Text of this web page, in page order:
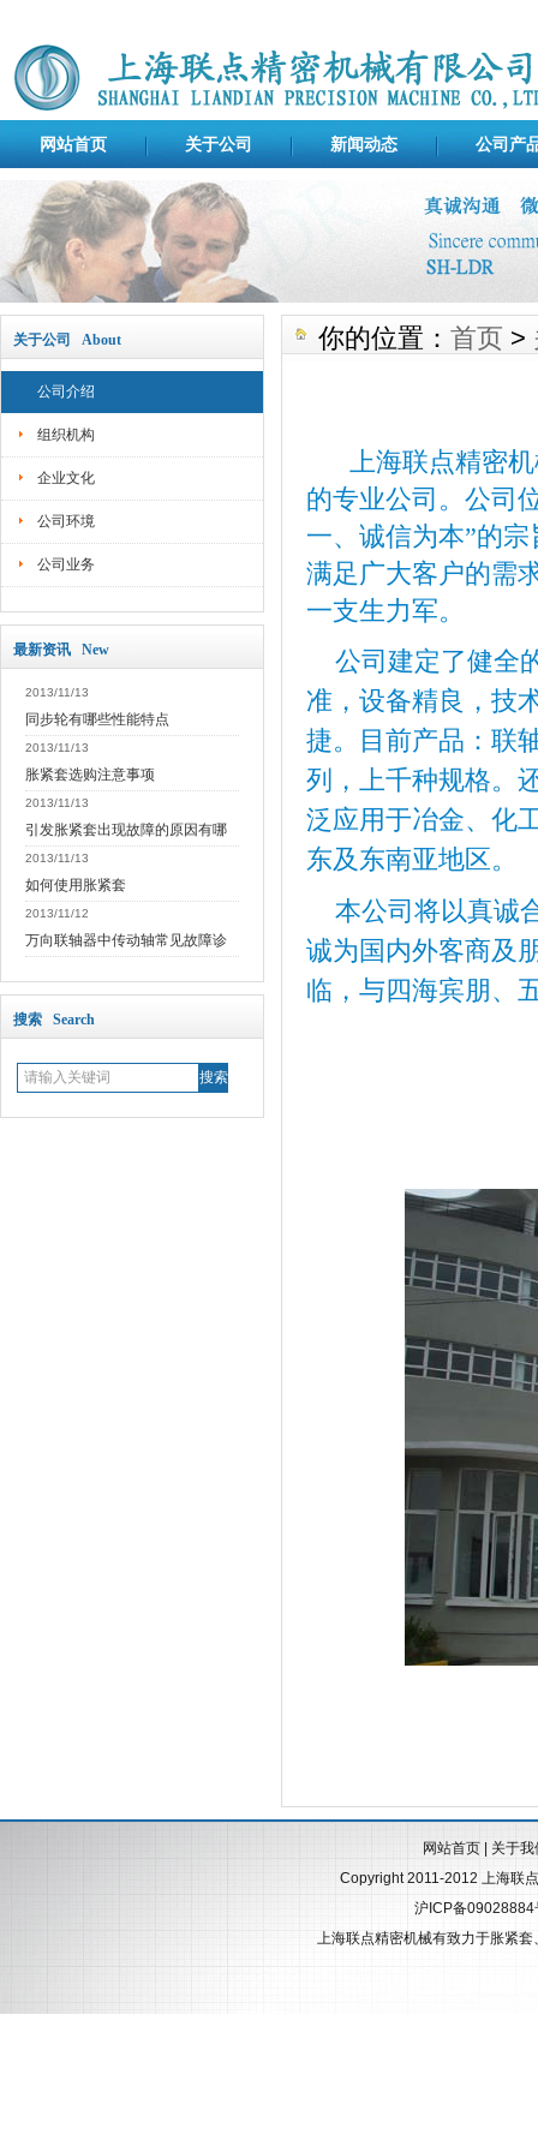
网站首页 关于公司 新闻动态 公司产
关于公司 About
公司介绍
组织机构
企业文化
公司环境
公司业务
最新资讯 New
2013/11/13
同步轮有哪些性能特点
2013/11/13
胀紧套选购注意事项
2013/11/13
引发胀紧套出现故障的原因有哪
2013/11/13
如何使用胀紧套
2013/11/12
万向联轴器中传动轴常见故障诊
搜索 Search
你的位置： 首页 >
上海联点精密机
的专业公司。公司
一、诚信为本”的
满足广大客户的需
一支生力军。
公司建定了健全
准，设备精良，技
捷。目前产品：联
列，上千种规格。
泛应用于冶金、化
东及东南亚地区。
本公司将以真诚
诚为国内外客商及
临，与四海宾朋、
网站首页
关于我
Copyright 2011-2012 上海联
沪ICP备09028884
上海联点精密机械有致力于胀紧套